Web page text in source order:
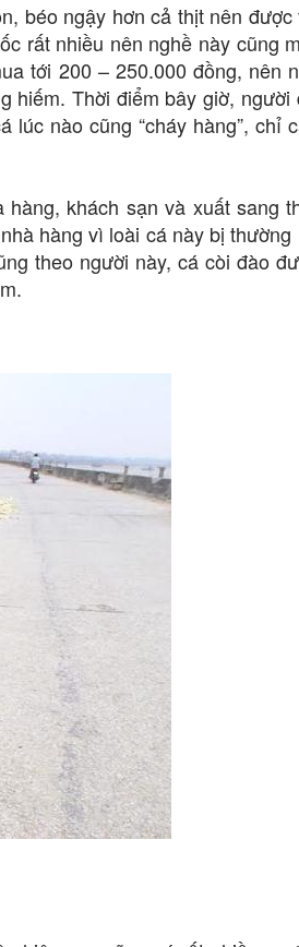
béo ngậy hơn cả thịt nên
rất nhiều nên nghề này cũng
tới 200 – 250.000 đồng, nên
hiếm. Thời điểm bây giờ, người
nào cũng “cháy hàng”, chỉ
khách sạn và xuất sang
hàng vì loài cá này bị
theo người này, cá còi đào